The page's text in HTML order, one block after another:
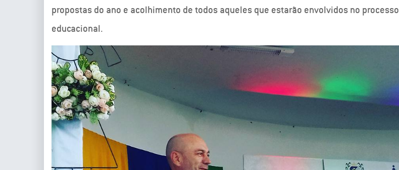
propostas do ano e acolhimento de todos aqueles que estarão envolvidos no processo
educacional.